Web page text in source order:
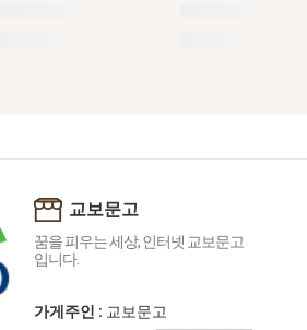
교보문고
꿈을 피우는 세상, 인터넷 교보문고
입니다.
가게주인 : 교보문고